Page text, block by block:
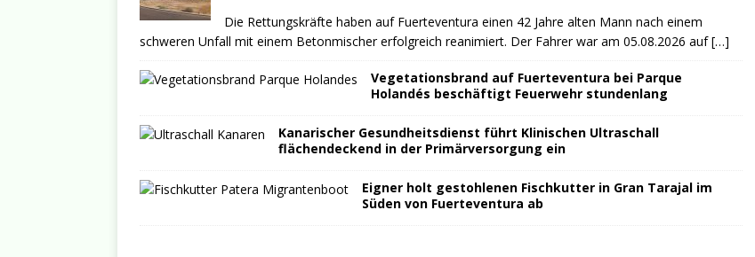
Die Rettungskräfte haben auf Fuerteventura einen 42 Jahre alten Mann nach einem
schweren Unfall mit einem Betonmischer erfolgreich reanimiert. Der Fahrer war am 05.08.2026 auf[…]
Vegetationsbrand auf Fuerteventura bei Parque
Holandés beschäftigt Feuerwehr stundenlang
Kanarischer Gesundheitsdienst führt Klinischen Ultraschall
flächendeckend in der Primärversorgung ein
Eigner holt gestohlenen Fischkutter in Gran Tarajal im
Süden von Fuerteventura ab